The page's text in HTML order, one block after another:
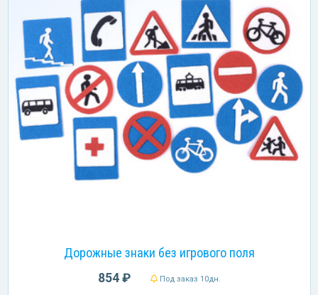
Дорожные знаки без игрового поля
854 ₽ Под заказ 10дн.